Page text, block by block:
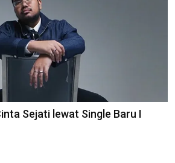
Sejati lewat Single Baru I